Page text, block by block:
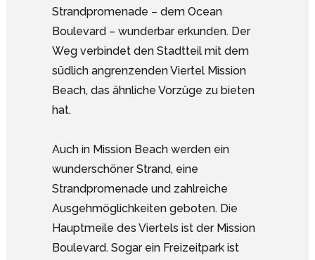
Strandpromenade – dem Ocean
Boulevard – wunderbar erkunden. Der
Weg verbindet den Stadtteil mit dem
südlich angrenzenden Viertel Mission
Beach, das ähnliche Vorzüge zu bieten
hat.
Auch in Mission Beach werden ein
wunderschöner Strand, eine
Strandpromenade und zahlreiche
Ausgehmöglichkeiten geboten. Die
Hauptmeile des Viertels ist der Mission
Boulevard. Sogar ein Freizeitpark ist